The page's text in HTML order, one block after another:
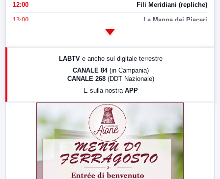
12:00 Fili Meridiani (repliche)
13:00 La Mappa dei Piaceri
LABTV e anche sul digitale terrestre
CANALE 84 (in Campania)
CANALE 268 (DDT Nazionale)
E sulla nostra APP